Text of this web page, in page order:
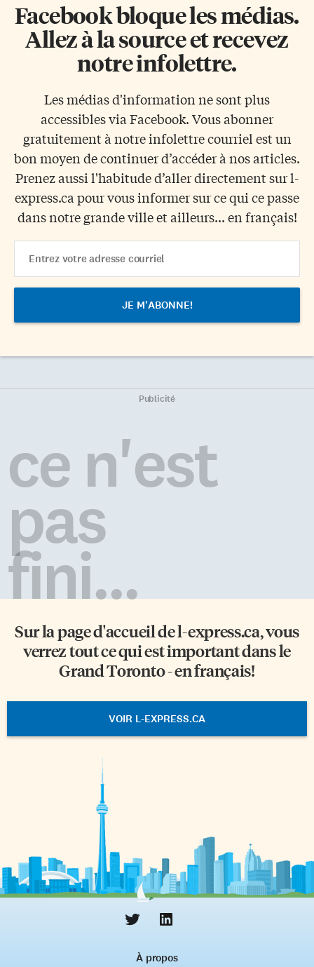
Facebook bloque les médias.
Allez à la source et recevez
notre infolettre.
Les médias d'information ne sont plus
accessibles via Facebook. Vous abonner
gratuitement à notre infolettre courriel est un
bon moyen de continuer d’accéder à nos articles.
Prenez aussi l'habitude d’aller directement sur l-
express.ca pour vous informer sur ce qui ce passe
dans notre grande ville et ailleurs... en français!
Address
Publicité
ce n'est
pas
fini...
Sur la page d'accueil del-express.ca, vous
verrez tout ce qui est important dans le
Grand Toronto - en français!
VOIR L-EXPRESS.CA
À propos